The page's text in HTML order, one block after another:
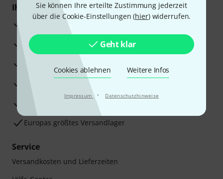
Sie können Ihre erteilte Zustimmung jederzeit
über die Cookie-Einstellungen (hier) widerrufen.
Geht klar
Cookies ablehnen Weitere Infos
Impressum · Datenschutzhinweise
Ihre Vorteile
3 Jahre Thomann Garantie
30 Tage Money-Back-Garantie
Beratung durch Fachexperten
Zufriedenheitsgarantie
Europas größtes Versandlager
Service
Versandkosten und Lieferzeiten